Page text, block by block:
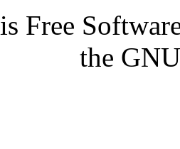
is Free
the